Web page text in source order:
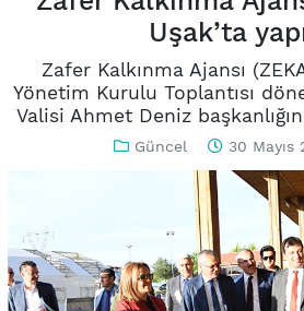
Uşak’ta
Zafer Kalkınma Ajansı
Yönetim Kurulu Toplantısı
Valisi Ahmet Deniz
Güncel 30 Mayıs